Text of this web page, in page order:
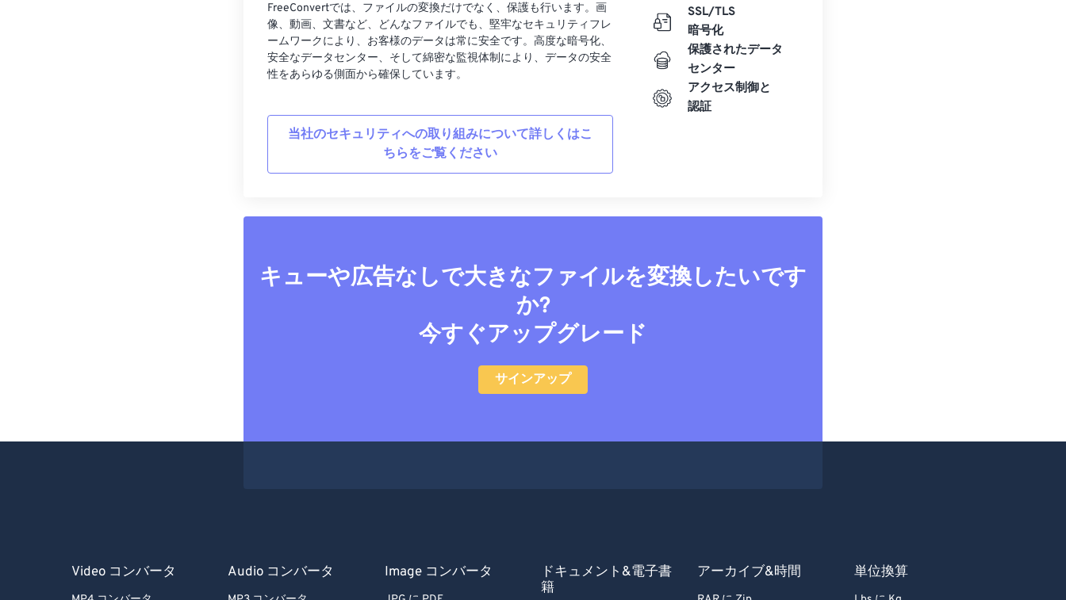
FreeConvertでは、ファイルの変換だけでなく、保護も行います。画
像、動画、文書など、どんなファイルでも、堅牢なセキュリティフレ
ームワークにより、お客様のデータは常に安全です。高度な暗号化、
安全なデータセンター、そして綿密な監視体制により、データの安全
性をあらゆる側面から確保しています。
当社のセキュリティへの取り組みについて詳しくはこ
ちらをご覧ください
SSL/TLS
暗号化
保護されたデータ
センター
アクセス制御と
認証
キューや広告なしで大きなファイルを変換したいです
か?
今すぐアップグレード
サインアップ
Video コンバータ Audio コンバータ Image コンバータ
ドキュメント&電子書
籍
アーカイブ&時間 単位換算